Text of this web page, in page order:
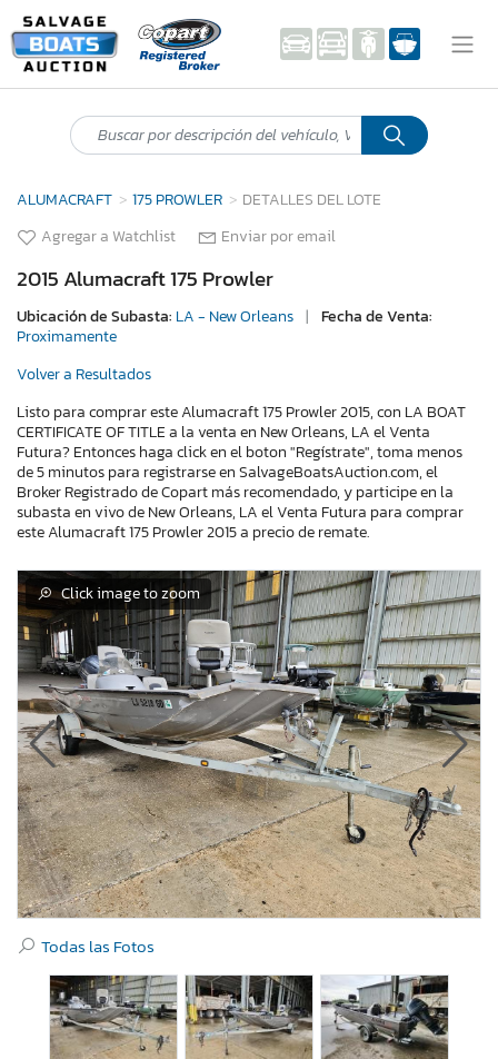
ALUMACRAFT 175 PROWLER
DETALLES DEL LOTE
Agregar a Watchlist
Enviar por email
2015 Alumacraft 175 Prowler
Ubicación de Subasta: LA - New Orleans | Fecha de Venta:
Proximamente
Volver a Resultados
Listo para comprar este Alumacraft 175 Prowler 2015, con LA BOAT
CERTIFICATE OF TITLE a la venta en New Orleans, LA el Venta
Futura? Entonces haga click en el boton "Regístrate", toma menos
de 5 minutos para registrarse en SalvageBoatsAuction.com, el
Broker Registrado de Copart más recomendado, y participe en la
subasta en vivo de New Orleans, LA el Venta Futura para comprar
este Alumacraft 175 Prowler 2015 a precio de remate.
Click image to zoom
Todas las Fotos